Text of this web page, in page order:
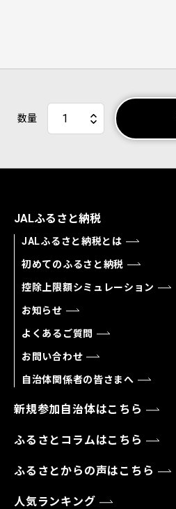
数量
JALふるさと納税
JALふるさと納税とは
初めてのふるさと納税
控除上限額シミュレーション
お知らせ
よくあるご質問
お問い合わせ
自治体関係者の皆さまへ
新規参加自治体はこちら
ふるさとコラムはこちら
ふるさとからの声はこちら
人気ランキング